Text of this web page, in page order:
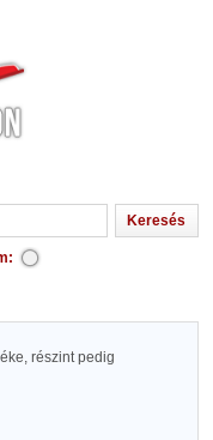
részint pedig